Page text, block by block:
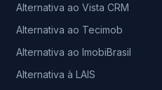
Alternativa ao Vista CRM
Alternativa ao Tecimob
Alternativa ao ImobiBrasil
Alternativa à LAIS